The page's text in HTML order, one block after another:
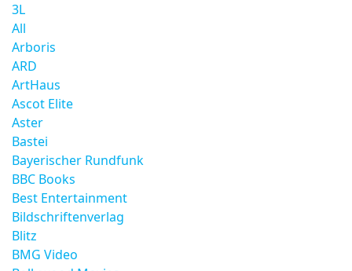
3L
All
Arboris
ARD
ArtHaus
Ascot Elite
Aster
Bastei
Bayerischer Rundfunk
BBC Books
Best Entertainment
Bildschriftenverlag
Blitz
BMG Video